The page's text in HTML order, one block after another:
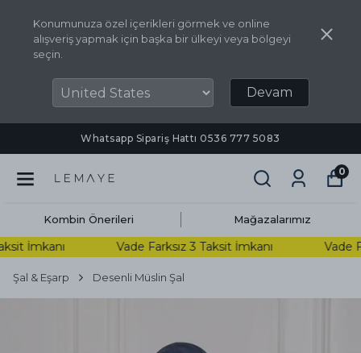
Konumunuza özel içerikleri görmek ve online
alışveriş yapmak için başka bir ülkeyi veya bölgeyi
seçin.
Devam
Whatsapp Sipariş Hattı ‪0536 777 5083‬
0
Kombin Önerileri Mağazalarımız
İmkanı Vade Farksız 3 Taksit İmkanı Vade
Şal & Eşarp Desenli Müslin Şal